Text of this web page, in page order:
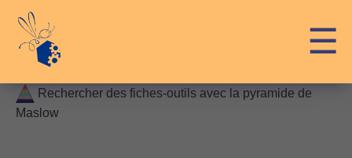
content
☰
Rechercher des fiches-outils avec la pyramide de
Maslow